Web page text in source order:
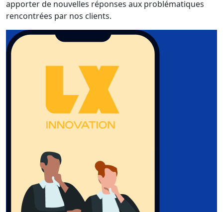
apporter de nouvelles réponses aux problématiques
rencontrées par nos clients.